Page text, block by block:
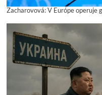
Zacharovová: V Európe operuje